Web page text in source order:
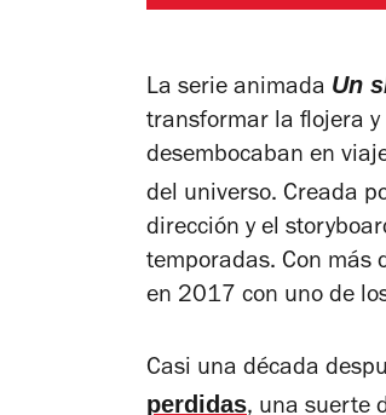
La serie animada Un
transformar la flojera
desembocaban en
del universo. Creada
dirección y el
temporadas. Con más
en 2017 con uno de
Casi una década
perdidas, una suerte